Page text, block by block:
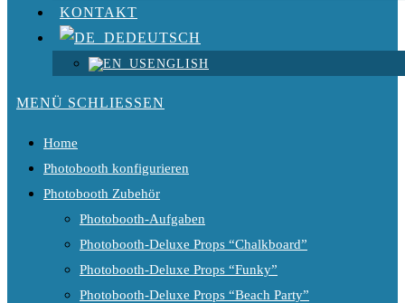
KONTAKT
DEUTSCH
ENGLISH
MENÜ SCHLIESSEN
Home
Photobooth konfigurieren
Photobooth Zubehör
Photobooth-Aufgaben
Photobooth-Deluxe Props “Chalkboard”
Photobooth-Deluxe Props “Funky”
Photobooth-Deluxe Props “Beach Party”